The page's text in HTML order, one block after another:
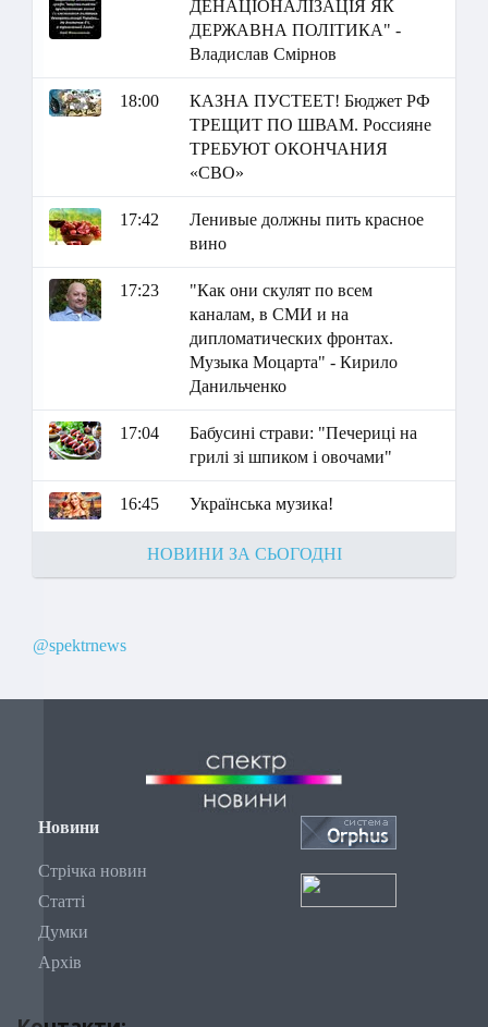
ДЕНАЦІОНАЛІЗАЦІЯ ЯК
ДЕРЖАВНА ПОЛІТИКА" -
Владислав Смірнов
18:00
КАЗНА ПУСТЕЕТ! Бюджет РФ
ТРЕЩИТ ПО ШВАМ. Россияне
ТРЕБУЮТ ОКОНЧАНИЯ
«СВО»
17:42
Ленивые должны пить красное
вино
17:23
"Как они скулят по всем
каналам, в СМИ и на
дипломатических фронтах.
Музыка Моцарта" - Кирило
Данильченко
17:04
Бабусині страви: "Печериці на
грилі зі шпиком і овочами"
16:45 Українська музика!
НОВИНИ ЗА СЬОГОДНІ
@spektrnews
Новини
Стрічка новин
Статті
Думки
Архів